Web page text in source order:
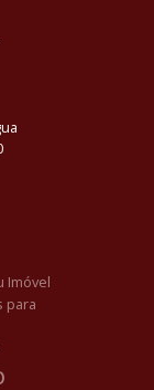
Imóvel
para